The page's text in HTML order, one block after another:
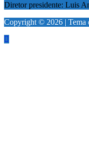
Diretor presidente: Luis
Copyright © 2026 | Tema